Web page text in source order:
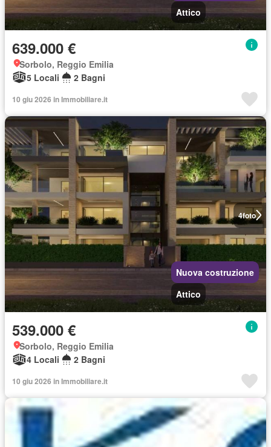
Attico
639.000 €
Sorbolo, Reggio Emilia
5 Locali
2 Bagni
10 giu 2026 in Immobiliare.it
4foto
Nuova costruzione
Attico
539.000 €
Sorbolo, Reggio Emilia
4 Locali
2 Bagni
10 giu 2026 in Immobiliare.it